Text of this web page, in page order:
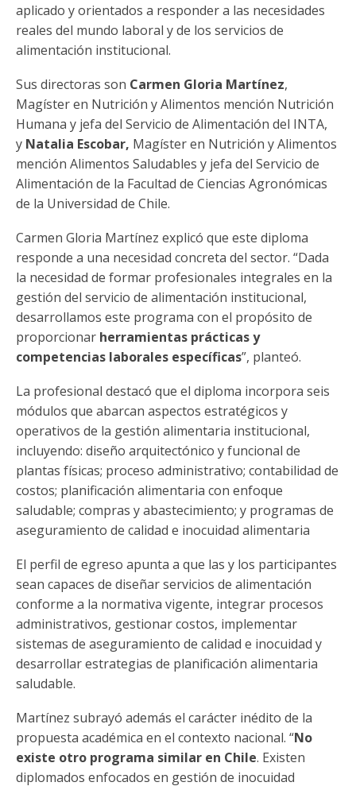
aplicado y orientados a responder a las necesidades
reales del mundo laboral y de los servicios de
alimentación institucional.
Sus directoras son Carmen Gloria Martínez,
Magíster en Nutrición y Alimentos mención Nutrición
Humana y jefa del Servicio de Alimentación del INTA,
y Natalia Escobar, Magíster en Nutrición y Alimentos
mención Alimentos Saludables y jefa del Servicio de
Alimentación de la Facultad de Ciencias Agronómicas
de la Universidad de Chile.
Carmen Gloria Martínez explicó que este diploma
responde a una necesidad concreta del sector. “Dada
la necesidad de formar profesionales integrales en la
gestión del servicio de alimentación institucional,
desarrollamos este programa con el propósito de
proporcionar herramientas prácticas y
competencias laborales específicas”, planteó.
La profesional destacó que el diploma incorpora seis
módulos que abarcan aspectos estratégicos y
operativos de la gestión alimentaria institucional,
incluyendo: diseño arquitectónico y funcional de
plantas físicas; proceso administrativo; contabilidad de
costos; planificación alimentaria con enfoque
saludable; compras y abastecimiento; y programas de
aseguramiento de calidad e inocuidad alimentaria
El perfil de egreso apunta a que las y los participantes
sean capaces de diseñar servicios de alimentación
conforme a la normativa vigente, integrar procesos
administrativos, gestionar costos, implementar
sistemas de aseguramiento de calidad e inocuidad y
desarrollar estrategias de planificación alimentaria
saludable.
Martínez subrayó además el carácter inédito de la
propuesta académica en el contexto nacional. “No
existe otro programa similar en Chile. Existen
diplomados enfocados en gestión de inocuidad